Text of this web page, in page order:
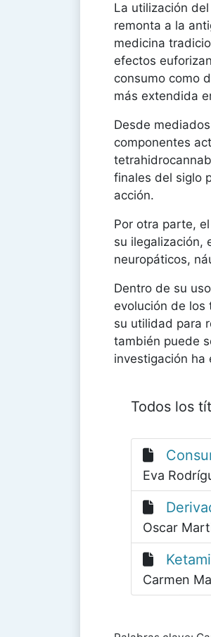
La utilización del
remonta a la
medicina
efectos
consumo como
más extendida
Desde
componentes
finales del siglo
acción.
Por otra parte,
su ilegalización,
neuropáticos,
Dentro de su
evolución de los
su utilidad para
también puede
investigación ha
Todos los
Eva
Oscar
Carmen